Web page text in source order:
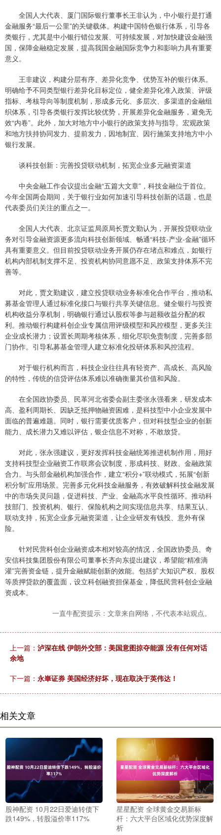
全国人大代表、厦门国际银行董事长王非认为，中小银行是打通
金融服务“最后一公里”的关键载体。构建中国特色银行体系，引导各
类银行，尤其是中小银行错位发展、可持续发展，对加快建设金融强
国，保障金融稳定发展，提高我国金融国际竞争力和影响力具有重要
意义。
王非建议，构建分层有序、差异化竞争、优势互补的银行体系。
明确给予不同类型银行差异化目标定位，健全差异化准入政策、评级
指标、考核导向等制度机制，形成多元化、多层次、多渠道的金融组
织体系，引导各类银行发挥比较优势，开展差异化金融服务，避免无
效“内卷”。此外，加大对地方中小银行的政策支持与指导。宏观政策
和地方扶持协同发力、提前发力，因地制宜、因行施策支持地方中小
银行发展。
谈科技创新：完善投贷联动机制，拓宽企业多元融资渠道
中央金融工作会议提出金融“五篇大文章”，科技金融位于首位。
今年全国两会期间，关于银行业如何加速引导科技创新的话题，也是
代表委员们关注的重点之一。
全国人大代表、北京证监局原局长贾文勤认为，开展投贷联动业
务对引导金融资源更多流向科技创新领域、畅通“科技-产业-金融”循环
具有重要意义。但目前投贷联动业务开展仍存在堵点和难点，如银行
机构内部机制支撑不足、投资机构协同意愿不足、政策支持体系不完
善等。
对此，贾文勤建议，建立投贷联动业务标准化合作平台，推动私
募基金管理人通过标准化接口与银行共享关键信息。健全银行与投资
机构收益分享机制，明确银行通过认股权等参与超额收益分配的权
利。推动银行构建科创企业专属信用评级模型和风控模型，更多关注
企业成长潜力；设置长周期考核体系，细化尽职免责制度，完善多部
门协作。引导私募基金管理人建立标准化投研体系和风控流程。
对于银行机构而言，科技企业往往具有轻资产、高成长、高风险
的特性，传统的信贷评估体系难以准确衡量其价值和风险。
在全国政协委员、民革河北省委会副主委张永强看来，研发成本
高、盈利周期长、因缺乏抵押物融资困难，是科技型中小企业发展中
面临的普遍难题。同时，银行需要优质客户，但对科技型企业的创新
能力、成长潜力又难以评估，银企信息不对称，不敢放贷。
对此，张永强建议，更好发挥科技金融统筹推进机制作用，用好
支持科技型企业融资工作联席会议制度，形成科技、财政、金融政策
合力。与头部金融机构加强合作，建立“积分+”联动模式，拓展“创新
积分制”应用场景。完善多元化科技金融服务，有效破解科技金融发展
中的市场失灵问题，促进科技、产业、金融高水平良性循环。推动科
技部门、投资机构、银行、保险机构之间实现信息共享、结果互认、
联动支持，拓宽企业多元融资渠道，让企业研发有钱投、意外有保
险。
针对民营科创企业融资成本相对较高的情况，全国政协委员、奇
安信科技集团股份有限公司董事长齐向东提出建议，希望能“精准滴
灌”完善资金链，提升金融赋能创新的效能。包括扩大知识产权、股权
等质押贷款的覆盖面，设立科创融资担保基金，降低民营科创企业融
资成本。
一直牛配资提示：文章来自网络，不代表本站观点。
上一篇： 泸深在线 伊朗外交部：美国意图掠夺能源 没有任何对话
余地
下一篇： 永崋证券 美国经济好坏，现在取决于英伟达！
相关文章
股神配资 10月22日爱迪转债下
跌149%，转股溢价率117%
星星配资 全球黄金交易新标
杆：六大平台区域化优势深度解
析